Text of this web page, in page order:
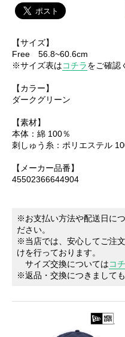
【サイズ】
Free 56.8~60.6cm
※サイズ表はコチラをご確認
【カラー】
ダークグリーン
【素材】
本体：綿 100％
刺しゅう糸：ポリエステル
【メーカー品番】
45502366644904
※お支払い方法や配送日につ
ださい。
※当店では、安心してご注
けを行っております。
サイズ交換についてはコ
※返品・交換につきましても